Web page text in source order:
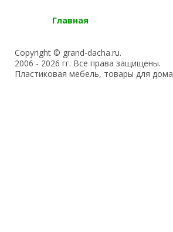
Главная
Copyright © grand-dacha.ru.
2006 - 2026 гг. Все права защищены.
Пластиковая мебель, товары для дома